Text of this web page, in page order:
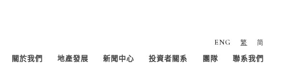
ENG 繁 简
關於我們 地產發展 新聞中心 投資者關系 團隊 聯系我們